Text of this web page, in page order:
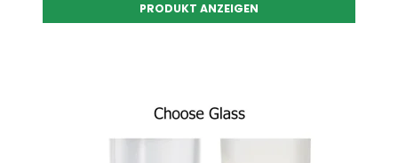
PRODUKT ANZEIGEN